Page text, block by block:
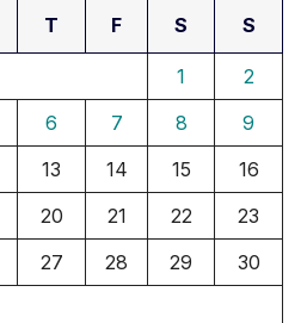
T F S S
1
2
6 7 8
9
13 14 15
16
20 21 22
23
27 28 29
30